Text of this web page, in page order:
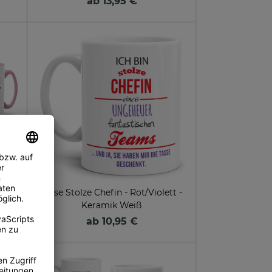
Tasse Stolze Chefin - Rot/Violett -
Keramik Weiß
ab 10,95 €